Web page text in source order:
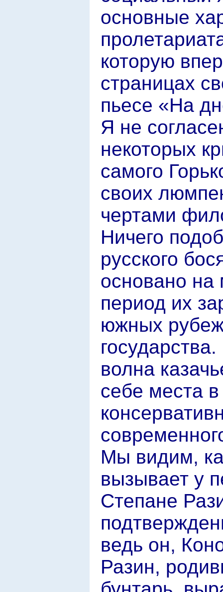
основные
которую
страницах
пьесе «На
Я не
некоторых
самого
своих
чертами
Ничего
русского
основано на
период их
южных
волна
себе места
Мы видим,
вызывает у
Степане
ведь он,
Разин,